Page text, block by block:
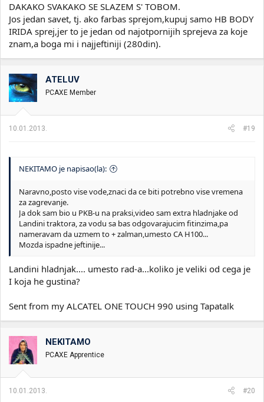
DAKAKO SVAKAKO SE SLAZEM S' TOBOM.
Jos jedan savet, tj. ako farbas sprejom,kupuj samo HB BODY
IRIDA sprej,jer to je jedan od najotpornijih sprejeva za koje
znam,a boga mi i najjeftiniji (280din).
ATELUV
PCAXE Member
10.01.2013. #19
NEKITAMO je napisao(la):
Naravno,posto vise vode,znaci da ce biti potrebno vise vremena
za zagrevanje.
Ja dok sam bio u PKB-u na praksi,video sam extra hladnjake od
Landini traktora, za vodu sa bas odgovarajucim fitinzima,pa
nameravam da uzmem to + zalman,umesto CA H100...
Mozda ispadne jeftinije...
Landini hladnjak.... umesto rad-a...koliko je veliki od cega je
I koja he gustina?
Sent from my ALCATEL ONE TOUCH 990 using Tapatalk
NEKITAMO
PCAXE Apprentice
10.01.2013. #20